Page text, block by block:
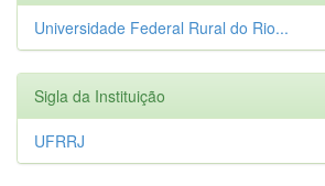
Universidade Federal Rural do Rio...
Sigla da Instituição
UFRRJ